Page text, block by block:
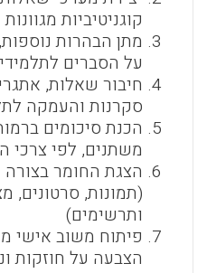
קוגניטיביות מגוונות
מתן הבהרות
על הסברים
חיבור שאלות,
סקרנות והעמקה
הכנת סיכומים
משתנים, לפי צרכי
הצגת החומר בצורה
(תמונות, סרטונים,
ותרשימים)
פיתוח משוב אישי
הצבעה על חוזקות